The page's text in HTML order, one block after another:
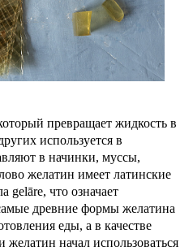
превращает жидкость в
используется в
в начинки, муссы,
желатин имеет латинские
gelāre, что означает
древние формы желатина
еды, а в качестве
начал использоваться